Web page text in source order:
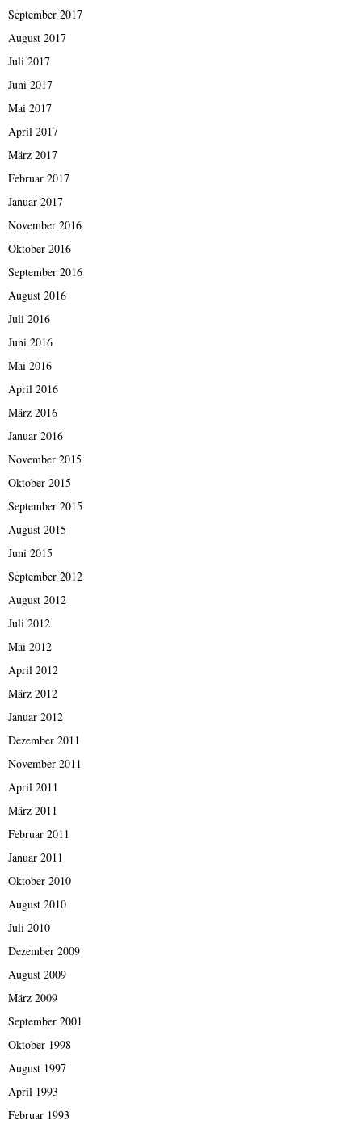
September 2017
August 2017
Juli 2017
Juni 2017
Mai 2017
April 2017
März 2017
Februar 2017
Januar 2017
November 2016
Oktober 2016
September 2016
August 2016
Juli 2016
Juni 2016
Mai 2016
April 2016
März 2016
Januar 2016
November 2015
Oktober 2015
September 2015
August 2015
Juni 2015
September 2012
August 2012
Juli 2012
Mai 2012
April 2012
März 2012
Januar 2012
Dezember 2011
November 2011
April 2011
März 2011
Februar 2011
Januar 2011
Oktober 2010
August 2010
Juli 2010
Dezember 2009
August 2009
März 2009
September 2001
Oktober 1998
August 1997
April 1993
Februar 1993